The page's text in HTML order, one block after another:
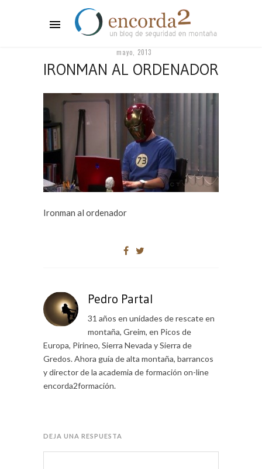
mayo, 2013
IRONMAN AL ORDENADOR
Ironman al ordenador
Pedro Partal
31 años en unidades de rescate en
montaña, Greim, en Picos de
Europa, Pirineo, Sierra Nevada y Sierra de
Gredos. Ahora guía de alta montaña, barrancos
y director de la academia de formación on-line
encorda2formación.
DEJA UNA RESPUESTA